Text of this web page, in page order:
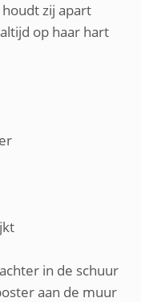
zij apart
op haar hart
in de schuur
aan de muur